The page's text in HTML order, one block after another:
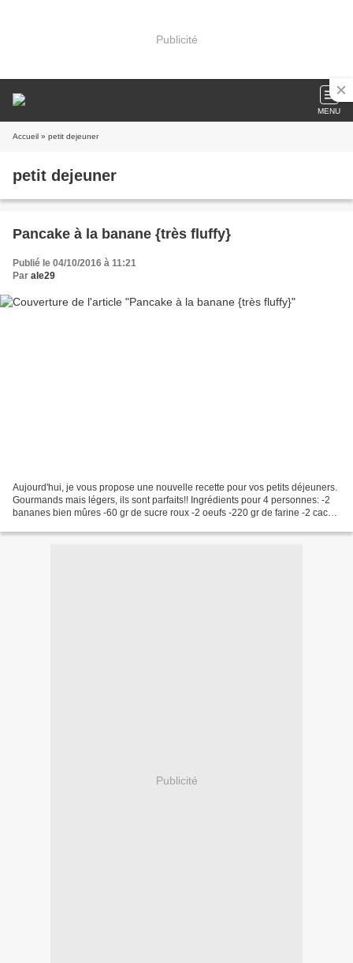
Publicité
MENU
Accueil » petit dejeuner
petit dejeuner
Pancake à la banane {très fluffy}
Publié le 04/10/2016 à 11:21
Par ale29
Aujourd'hui, je vous propose une nouvelle recette pour vos petits déjeuners.
Gourmands mais légers, ils sont parfaits!! Ingrédients pour 4 personnes: -2
bananes bien mûres -60 gr de sucre roux -2 oeufs -220 gr de farine -2 cac
Publicité